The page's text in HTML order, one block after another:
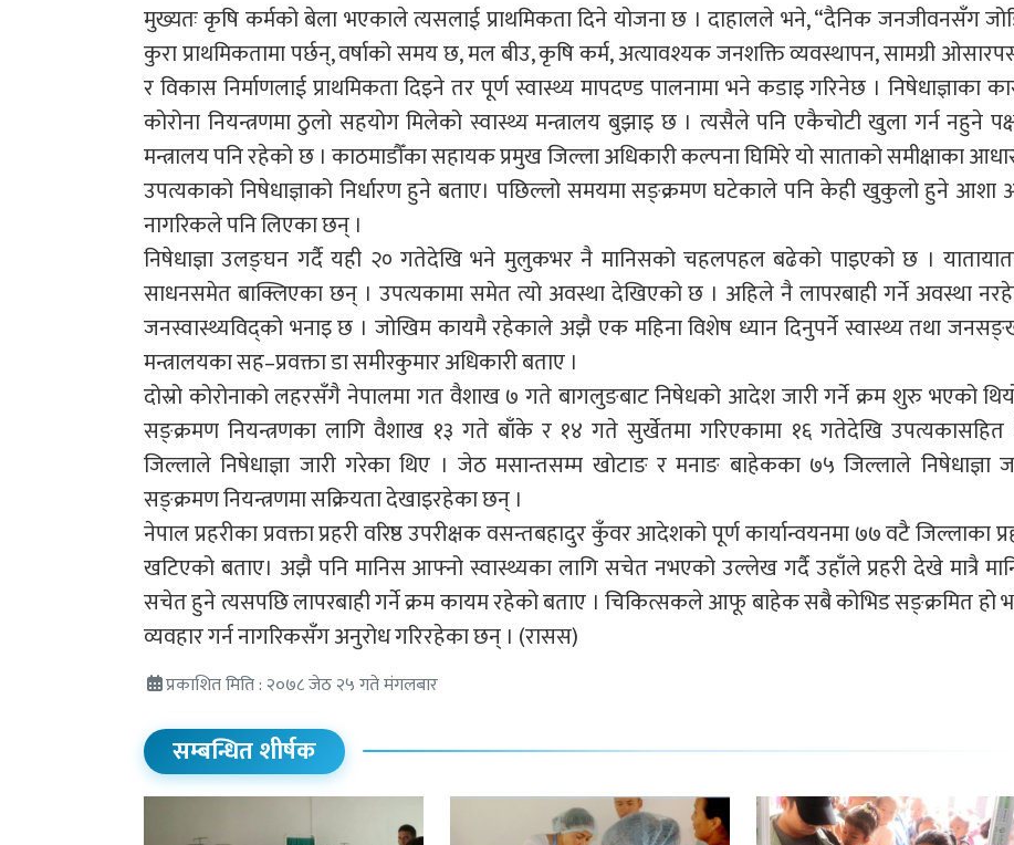
मुख्यतः कृषि कर्मको बेला भएकाले त्यसलाई प्राथमिकता दिने योजना छ । दाहालले भने, “दैनिक जनजीवनसँग
कुरा प्राथमिकतामा पर्छन्, वर्षाको समय छ, मल बीउ, कृषि कर्म, अत्यावश्यक जनशक्ति व्यवस्थापन, सामग्री
र विकास निर्माणलाई प्राथमिकता दिइने तर पूर्ण स्वास्थ्य मापदण्ड पालनामा भने कडाइ गरिनेछ । निषेधाज्ञाका
कोरोना नियन्त्रणमा ठुलो सहयोग मिलेको स्वास्थ्य मन्त्रालय बुझाइ छ । त्यसैले पनि एकैचोटी खुला गर्न नहुने
मन्त्रालय पनि रहेको छ । काठमाडौँका सहायक प्रमुख जिल्ला अधिकारी कल्पना घिमिरे यो साताको समीक्षाका
उपत्यकाको निषेधाज्ञाको निर्धारण हुने बताए। पछिल्लो समयमा सङ्क्रमण घटेकाले पनि केही खुकुलो हुने
नागरिकले पनि लिएका छन् ।
निषेधाज्ञा उलङ्घन गर्दै यही २० गतेदेखि भने मुलुकभर नै मानिसको चहलपहल बढेको पाइएको छ ।
साधनसमेत बाक्लिएका छन् । उपत्यकामा समेत त्यो अवस्था देखिएको छ । अहिले नै लापरबाही गर्ने अवस्था
जनस्वास्थ्यविद्को भनाइ छ । जोखिम कायमै रहेकाले अझै एक महिना विशेष ध्यान दिनुपर्ने स्वास्थ्य तथा
मन्त्रालयका सह–प्रवक्ता डा समीरकुमार अधिकारी बताए ।
दोस्रो कोरोनाको लहरसँगै नेपालमा गत वैशाख ७ गते बागलुङबाट निषेधको आदेश जारी गर्ने क्रम शुरु भएको
सङ्क्रमण नियन्त्रणका लागि वैशाख १३ गते बाँके र १४ गते सुर्खेतमा गरिएकामा १६ गतेदेखि उपत्यकासहित
जिल्लाले निषेधाज्ञा जारी गरेका थिए । जेठ मसान्तसम्म खोटाङ र मनाङ बाहेकका ७५ जिल्लाले निषेधाज्ञा
सङ्क्रमण नियन्त्रणमा सक्रियता देखाइरहेका छन् ।
नेपाल प्रहरीका प्रवक्ता प्रहरी वरिष्ठ उपरीक्षक वसन्तबहादुर कुँवर आदेशको पूर्ण कार्यान्वयनमा ७७ वटै जिल्लाका
खटिएको बताए। अझै पनि मानिस आफ्नो स्वास्थ्यका लागि सचेत नभएको उल्लेख गर्दै उहाँले प्रहरी देखे मात्रै
सचेत हुने त्यसपछि लापरबाही गर्ने क्रम कायम रहेको बताए । चिकित्सकले आफू बाहेक सबै कोभिड सङ्क्रमित हो
व्यवहार गर्न नागरिकसँग अनुरोध गरिरहेका छन् । (रासस)
प्रकाशित मिति : २०७८ जेठ २५ गते मंगलबार
सम्बन्धित शीर्षक